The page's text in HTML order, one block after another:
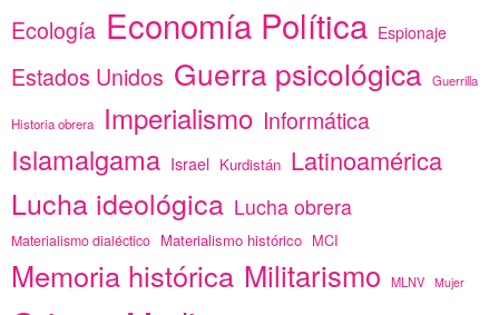
Ecología Economía Política Espionaje
Estados Unidos Guerra psicológica Guerrilla
Historia obrera Imperialismo Informática
Islamalgama Israel Kurdistán Latinoamérica
Lucha ideológica Lucha obrera
Materialismo dialéctico Materialismo histórico MCI
Memoria histórica Militarismo MLNV Mujer